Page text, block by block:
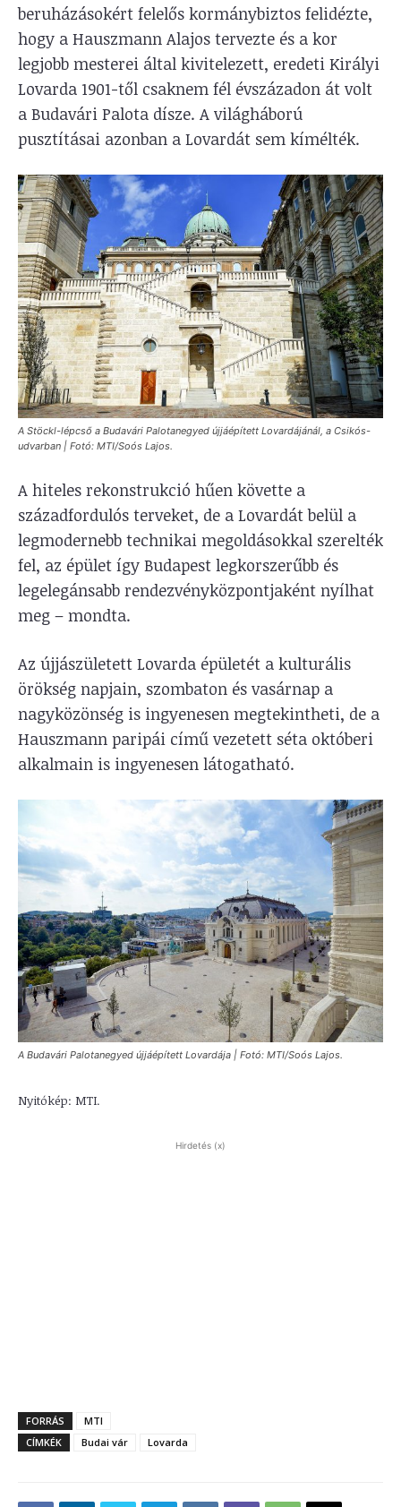
beruházásokért felelős kormánybiztos felidézte,
hogy a Hauszmann Alajos tervezte és a kor
legjobb mesterei által kivitelezett, eredeti Királyi
Lovarda 1901-től csaknem fél évszázadon át volt
a Budavári Palota dísze. A világháború
pusztításai azonban a Lovardát sem kímélték.
A Stöckl-lépcső a Budavári Palotanegyed újjáépített Lovardájánál, a Csikós-
udvarban | Fotó: MTI/Soós Lajos.
A hiteles rekonstrukció hűen követte a
századfordulós terveket, de a Lovardát belül a
legmodernebb technikai megoldásokkal szerelték
fel, az épület így Budapest legkorszerűbb és
legelegánsabb rendezvényközpontjaként nyílhat
meg – mondta.
Az újjászületett Lovarda épületét a kulturális
örökség napjain, szombaton és vasárnap a
nagyközönség is ingyenesen megtekintheti, de a
Hauszmann paripái című vezetett séta októberi
alkalmain is ingyenesen látogatható.
A Budavári Palotanegyed újjáépített Lovardája | Fotó: MTI/Soós Lajos.
Nyitókép: MTI.
Hirdetés (x)
FORRÁS
MTI
CÍMKÉK
Budai vár Lovarda